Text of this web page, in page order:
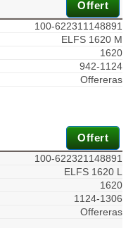
Offert
100-622311148891
ELFS 1620 M
1620
942-1124
Offereras
Offert
100-622321148891
ELFS 1620 L
1620
1124-1306
Offereras